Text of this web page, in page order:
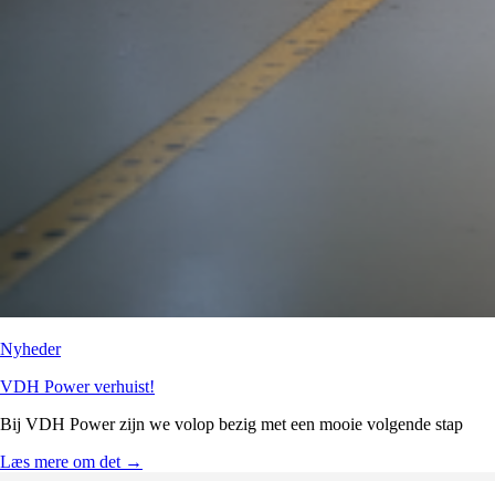
Nyheder
VDH Power verhuist!
Bij VDH Power zijn we volop bezig met een mooie volgende stap
Læs mere om det →